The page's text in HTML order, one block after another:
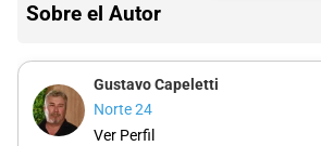
Sobre el Autor
Gustavo Capeletti
Norte 24
Ver Perfil